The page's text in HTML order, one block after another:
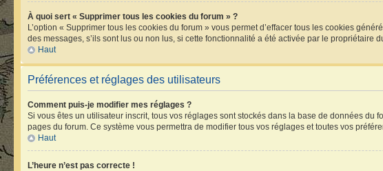
À quoi sert « Supprimer tous les cookies du forum » ?
L’option « Supprimer tous les cookies du forum » vous permet d’effacer tous les cookies
des messages, s’ils sont lus ou non lus, si cette fonctionnalité a été activée par le
Haut
Préférences et réglages des utilisateurs
Comment puis-je modifier mes réglages ?
Si vous êtes un utilisateur inscrit, tous vos réglages sont stockés dans la base de données
pages du forum. Ce système vous permettra de modifier tous vos réglages et toutes vos
Haut
L’heure n’est pas correcte !